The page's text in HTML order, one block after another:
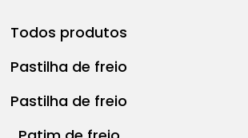
Todos produtos
Pastilha de freio
Pastilha de freio